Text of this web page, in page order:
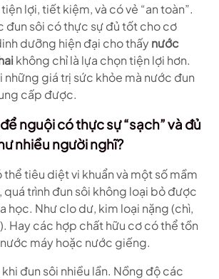
lợi, tiết kiệm, và có vẻ “an toàn”.
đun sôi có thực sự đủ tốt cho cơ
dưỡng hiện đại cho thấynước
không chỉ là lựa chọn tiện lợi hơn.
những giá trị sức khỏe mà nước đun
cấp được.
nguội có thực sự “sạch” và đủ
nhiều người nghĩ?
tiêu diệt vi khuẩn và một số mầm
quá trình đun sôi không loại bỏ được
học. Như clo dư, kim loại nặng (chì,
Hay các hợp chất hữu cơ có thể tồn
máy hoặc nước giếng.
đun sôi nhiều lần. Nồng độ các